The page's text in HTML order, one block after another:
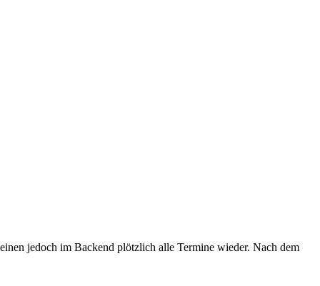
jedoch im Backend plötzlich alle Termine wieder. Nach dem